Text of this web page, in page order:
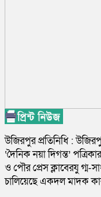
উজিরপুর প্রতিনিধি :
‘দৈনিক নয়া দিগন্ত’
ও পৌর প্রেস ক্লাবেরযু গ্ম-
চালিয়েছে একদল মাদক